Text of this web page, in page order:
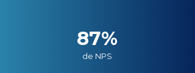
87%
de NPS